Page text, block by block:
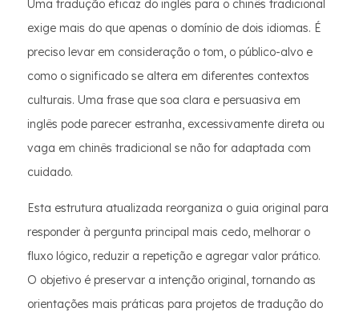
Uma tradução eficaz do inglês para o chinês tradicional
exige mais do que apenas o domínio de dois idiomas. É
preciso levar em consideração o tom, o público-alvo e
como o significado se altera em diferentes contextos
culturais. Uma frase que soa clara e persuasiva em
inglês pode parecer estranha, excessivamente direta ou
vaga em chinês tradicional se não for adaptada com
cuidado.
Esta estrutura atualizada reorganiza o guia original para
responder à pergunta principal mais cedo, melhorar o
fluxo lógico, reduzir a repetição e agregar valor prático.
O objetivo é preservar a intenção original, tornando as
orientações mais práticas para projetos de tradução do